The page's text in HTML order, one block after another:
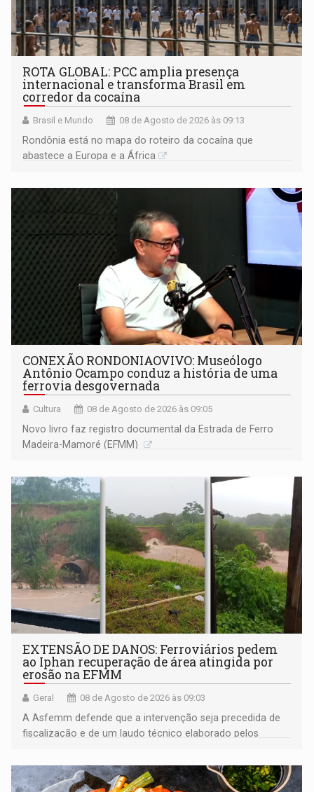
ROTA GLOBAL: PCC amplia presença
internacional e transforma Brasil em
corredor da cocaína
Brasil e Mundo 08 de Agosto de 2026 às 09:13
Rondônia está no mapa do roteiro da cocaína que
abastece a Europa e a África
CONEXÃO RONDONIAOVIVO: Museólogo
Antônio Ocampo conduz a história de uma
ferrovia desgovernada
Cultura 08 de Agosto de 2026 às 09:05
Novo livro faz registro documental da Estrada de Ferro
Madeira-Mamoré (EFMM)
EXTENSÃO DE DANOS: Ferroviários pedem
ao Iphan recuperação de área atingida por
erosão na EFMM
Geral 08 de Agosto de 2026 às 09:03
A Asfemm defende que a intervenção seja precedida de
fiscalização e de um laudo técnico elaborado pelos